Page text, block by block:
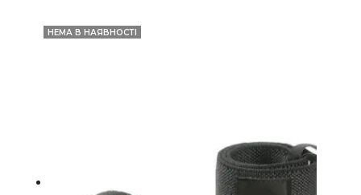
НЕМА В НАЯВНОСТІ